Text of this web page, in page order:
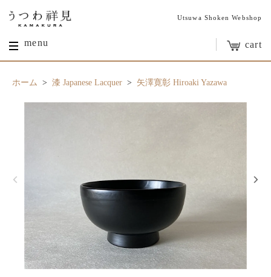
Utsuwa Shoken Webshop
menu cart
ホーム > 漆 Japanese Lacquer > 矢澤寛彰 Hiroaki Yazawa